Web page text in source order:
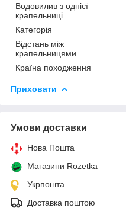
Водовилив з однієї
крапельниці
Категорія
Відстань між
крапельницями
Країна походження
Приховати
Умови доставки
Нова Пошта
Магазини Rozetka
Укрпошта
Доставка поштою